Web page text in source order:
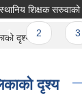
शिक्षक सरुवाको
2
दृश्य
दृश्य